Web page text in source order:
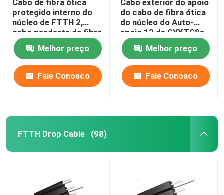
Cabo de fibra ótica
protegido interno do
núcleo de FTTH 2,
cabo pendente da fibra
fácil colocar
Melhor preço
Fale Conosco
Cabo exterior do apoio
do cabo de fibra ótica
do núcleo do Auto-
apoio 12 de GYXTC8s
ou do auto de 36
núcleosMelhor preço
Fale Conosco
FTTH Drop Cable (98)